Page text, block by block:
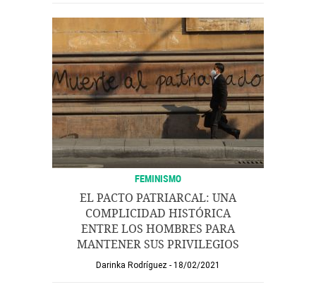
FEMINISMO
EL PACTO PATRIARCAL: UNA
COMPLICIDAD HISTÓRICA
ENTRE LOS HOMBRES PARA
MANTENER SUS PRIVILEGIOS
Darinka Rodríguez 18/02/2021